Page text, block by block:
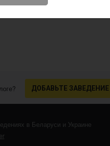
ДОБАВЬТЕ ЗАВЕДЕНИЕ
в Беларуси и Украине